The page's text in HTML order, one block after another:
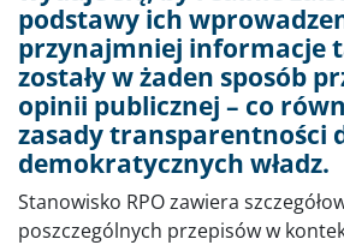
podstawy ich
przynajmniej informacje
zostały w żaden sposób
opinii publicznej – co
zasady transparentności
demokratycznych władz.
Stanowisko RPO zawiera
poszczególnych przepisów w